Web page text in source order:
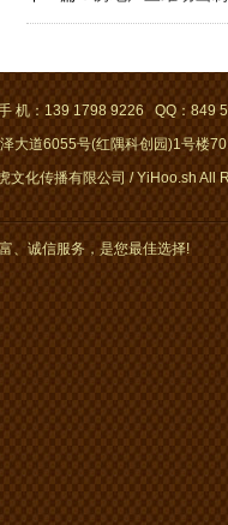
机：139 1798 9226 QQ：849
大道6055号(红隅科创园)1号楼
文化传播有限公司 / YiHoo.sh All
、诚信服务，是您最佳选择!